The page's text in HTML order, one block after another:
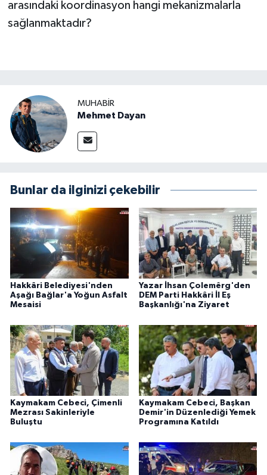
arasındaki koordinasyon hangi mekanizmalarla
sağlanmaktadır?
MUHABIR
Mehmet Dayan
Bunlar da ilginizi çekebilir
Hakkâri Belediyesi'nden
Aşağı Bağlar'a Yoğun Asfalt
Mesaisi
Yazar İhsan Çolemêrg'den
DEM Parti Hakkâri İl Eş
Başkanlığı'na Ziyaret
Kaymakam Cebeci, Çimenli
Mezrası Sakinleriyle
Buluştu
Kaymakam Cebeci, Başkan
Demir'in Düzenlediği Yemek
Programına Katıldı